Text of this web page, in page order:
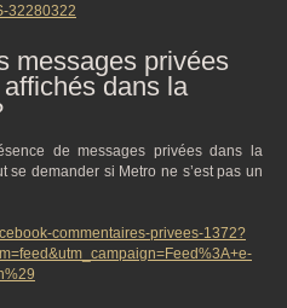
32280322
messages privées
dans la
de messages privées dans la
demander si Metro ne s’est pas un
commentaires-privees-1372?